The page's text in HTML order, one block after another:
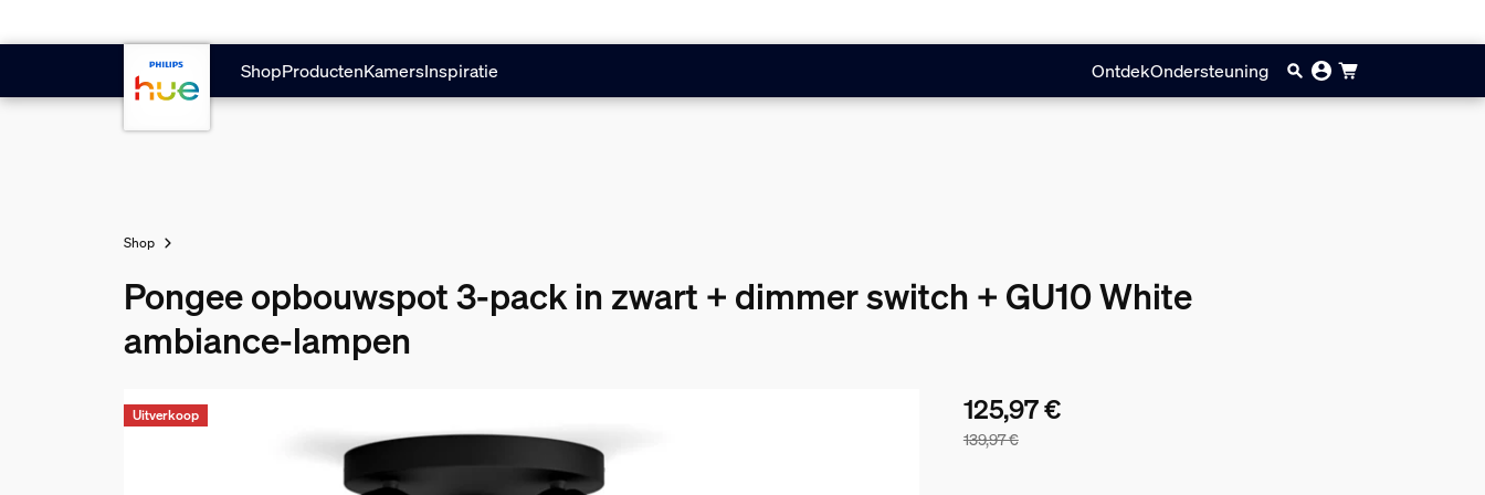
ShopProductenKamersInspiratie OntdekOndersteuning
Shop
Pongee opbouwspot 3-pack in zwart + dimmer switch + GU10 White
ambiance-lampen
139,97 €
125,97 €
Uitverkoop